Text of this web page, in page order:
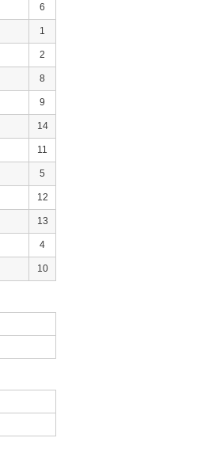
6
1
2
8
9
14
11
5
12
13
4
10